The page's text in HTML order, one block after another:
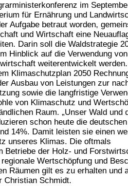
im
für Ernährung und
Aufgabe betraut worden,
und Wirtschaft eine
Darin soll die Waldstrategie
Hinblick auf die Verwendung
weiterentwickelt
Klimaschutzplan 2050
Ausbau von Leistungen zur
sowie die langfristige
von Klimaschutz und
Raum. „Unser Wald und
schon heute die
14%. Damit leisten sie einen
unseres Klimas. Die oftmals
Betriebe der Holz- und
Wertschöpfung und
Räumen gilt es zu erhalten und
Christian Schmidt.